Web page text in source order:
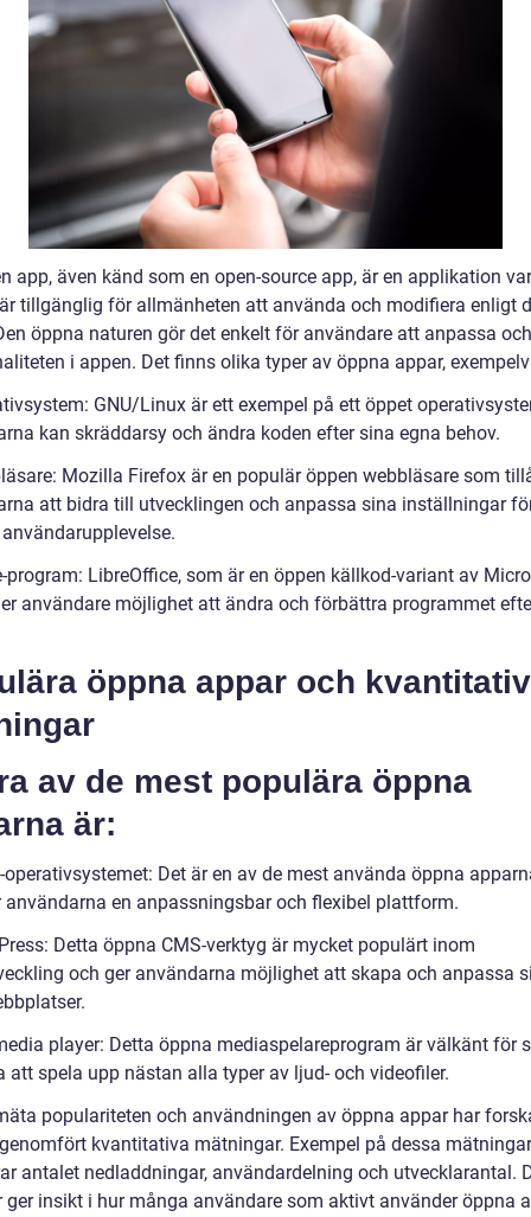
app, även känd som en open-source app, är en applikation
tillgänglig för allmänheten att använda och modifiera enligt
öppna naturen gör det enkelt för användare att anpassa
i appen. Det finns olika typer av öppna appar,
GNU/Linux är ett exempel på ett öppet
kan skräddarsy och ändra koden efter sina egna behov.
Mozilla Firefox är en populär öppen webbläsare som
att bidra till utvecklingen och anpassa sina inställningar
program: LibreOffice, som är en öppen källkod-variant av
användare möjlighet att ändra och förbättra programmet
öppna appar och
av de mest populära öppna
är:
operativsystemet: Det är en av de mest använda öppna
användarna en anpassningsbar och flexibel plattform.
Detta öppna CMS-verktyg är mycket populärt inom
och ger användarna möjlighet att skapa och anpassa
player: Detta öppna mediaspelareprogram är välkänt för
att spela upp nästan alla typer av ljud- och videofiler.
populariteten och användningen av öppna appar har
kvantitativa mätningar. Exempel på dessa mätningar
antalet nedladdningar, användardelning och utvecklarantal.
ger insikt i hur många användare som aktivt använder öppna